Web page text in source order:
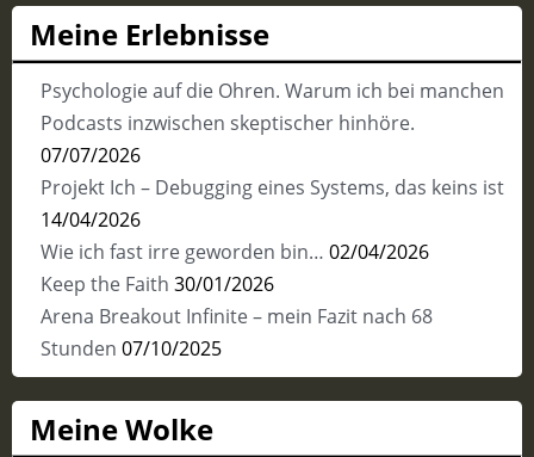
Meine Erlebnisse
Psychologie auf die Ohren. Warum ich bei manchen
Podcasts inzwischen skeptischer hinhöre.
07/07/2026
Projekt Ich – Debugging eines Systems, das keins ist
14/04/2026
Wie ich fast irre geworden bin… 02/04/2026
Keep the Faith 30/01/2026
Arena Breakout Infinite – mein Fazit nach 68
Stunden 07/10/2025
Meine Wolke